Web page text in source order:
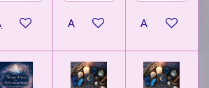
au panierAjouter au panierAjouter au